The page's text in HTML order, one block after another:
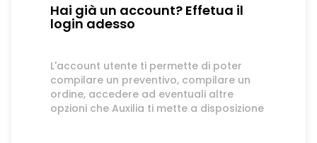
Hai già un account? Effetua il
login adesso
L'account utente ti permette di poter
compilare un preventivo, compilare un
ordine, accedere ad eventuali altre
opzioni che Auxilia ti mette a disposizione